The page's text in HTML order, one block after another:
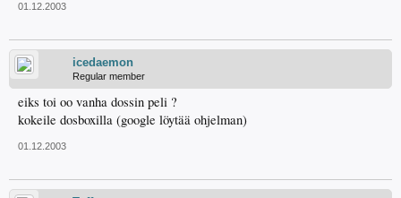
01.12.2003
icedaemon
Regular member
eiks toi oo vanha dossin peli ?
kokeile dosboxilla (google löytää ohjelman)
01.12.2003